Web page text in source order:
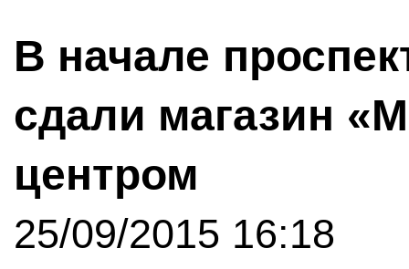
В начале
сдали магазин
центром
25/09/2015 16:18